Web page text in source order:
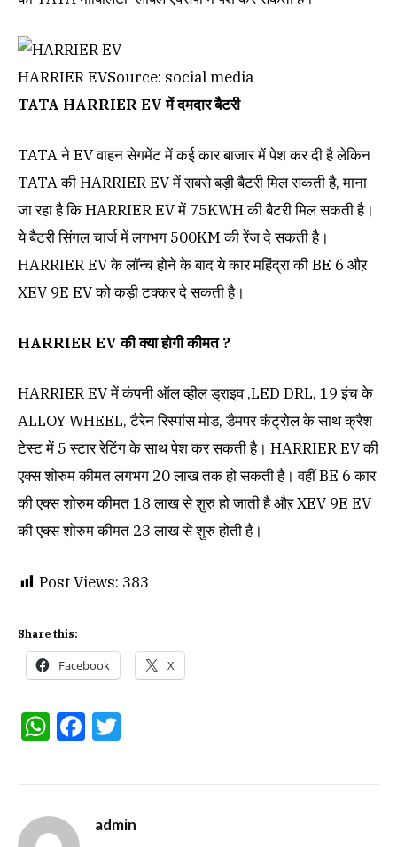
HARRIER EVSource: social media
TATA HARRIER EV में दमदार बैटरी
TATA ने EV वाहन सेगमेंट में कई कार बाजार में पेश कर दी है लेकिन
TATA की HARRIER EV में सबसे बड़ी बैटरी मिल सकती है, माना
जा रहा है कि HARRIER EV में 75KWH की बैटरी मिल सकती है।
ये बैटरी सिंगल चार्ज में लगभग 500KM की रेंज दे सकती है।
HARRIER EV के लॉन्च होने के बाद ये कार महिंद्रा की BE 6 औऱ
XEV 9E EV को कड़ी टक्कर दे सकती है।
HARRIER EV की क्या होगी कीमत ?
HARRIER EV में कंपनी ऑल व्हील ड्राइव ,LED DRL, 19 इंच के
ALLOY WHEEL, टैरेन रिस्पांस मोड, डैमपर कंट्रोल के साथ क्रैश
टेस्ट में 5 स्टार रेटिंग के साथ पेश कर सकती है। HARRIER EV की
एक्स शोरुम कीमत लगभग 20 लाख तक हो सकती है। वहीं BE 6 कार
की एक्स शोरुम कीमत 18 लाख से शुरु हो जाती है औऱ XEV 9E EV
की एक्स शोरुम कीमत 23 लाख से शुरु होती है।
Post Views: 383
Share this:
Facebook X
WhatsApp
Facebook
admin